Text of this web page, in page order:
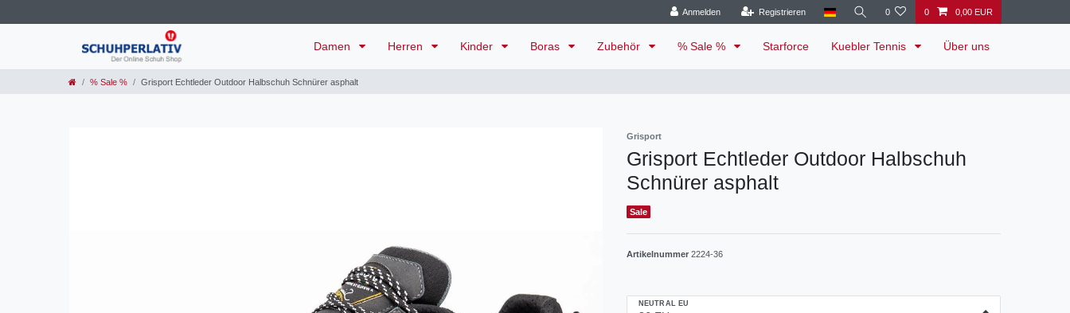
Anmelden Registrieren 0 0 0,00 EUR
Damen Herren Kinder Boras Zubehör % Sale % Starforce Kuebler Tennis Über uns
% Sale % Grisport Echtleder Outdoor Halbschuh Schnürer asphalt
Grisport
Grisport Echtleder Outdoor Halbschuh
Schnürer asphalt
Sale
Artikelnummer 2224-36
NEUTRAL EU